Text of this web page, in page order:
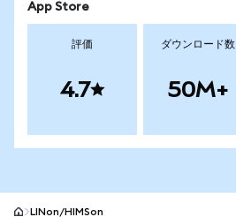
App Store
評価
4.7
ダウンロード数
50M+
LINon/HIMSon